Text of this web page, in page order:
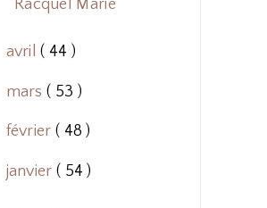
Racquel Marie
avril( 44 )
mars ( 53 )
février ( 48 )
janvier ( 54 )